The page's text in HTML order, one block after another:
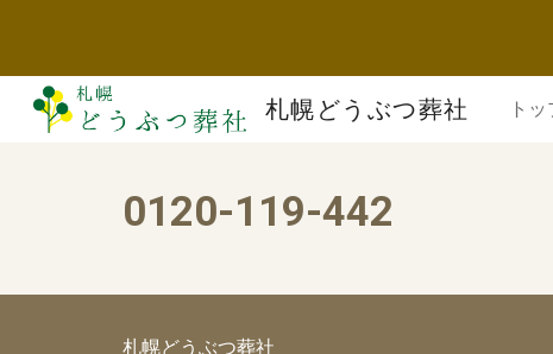
札幌どうぶつ葬社 ト
0120-119-442
札幌どうぶつ葬社